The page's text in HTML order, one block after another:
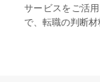
サービスをご活
で、転職の判断材